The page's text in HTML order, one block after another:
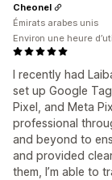
I recently had
set up Google
Pixel, and Meta
professional
and beyond to
and provided
them, I’m able to
Cheonel
Émirats arabes unis
Environ une heure